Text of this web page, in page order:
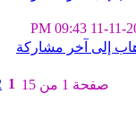
11-11-
09:43 PM
صفحة 1 من 15 1